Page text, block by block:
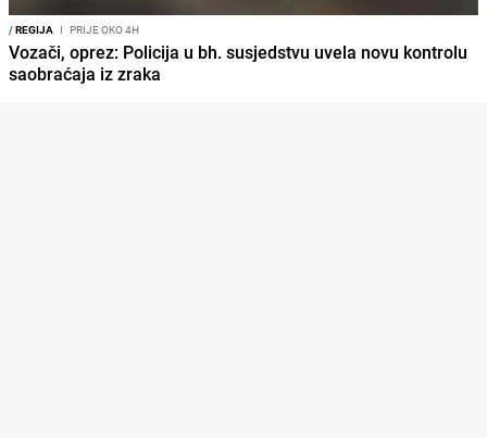
/REGIJA I PRIJE OKO 4H
Vozači, oprez: Policija u bh. susjedstvu uvela novu kontrolu
saobraćaja iz zraka